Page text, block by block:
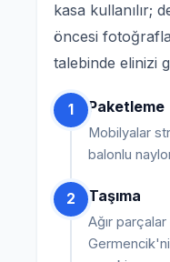
kasa kullanılır;
öncesi
talebinde elinizi
1 Paketleme
Mobilyalar
balonlu
2 Taşıma
Ağır